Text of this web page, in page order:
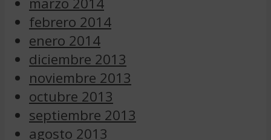
febrero 2014
enero 2014
diciembre 2013
noviembre 2013
octubre 2013
septiembre 2013
agosto 2013